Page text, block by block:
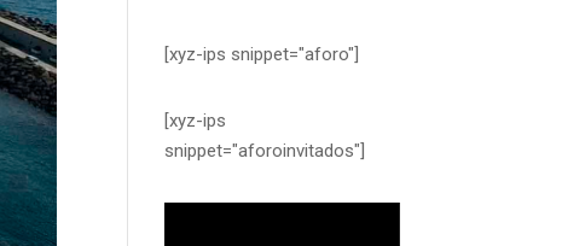
[xyz-ips snippet="aforo"]
[xyz-ips
snippet="aforoinvitados"]